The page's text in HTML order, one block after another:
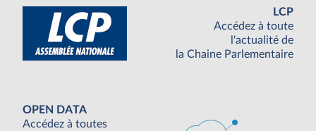
LCP
Accédez à toute
l'actualité de
la Chaine Parlementaire
OPEN DATA
Accédez à toutes